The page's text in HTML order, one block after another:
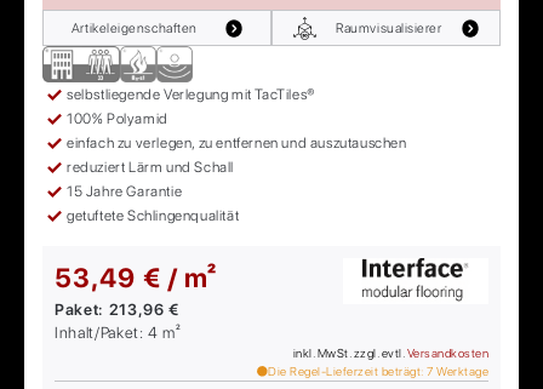
Artikeleigenschaften Raumvisualisierer
selbstliegende Verlegung mit TacTiles®
100% Polyamid
einfach zu verlegen, zu entfernen und auszutauschen
reduziert Lärm und Schall
15 Jahre Garantie
getuftete Schlingenqualität
53,49 € / m²
Paket: 213,96 €
Inhalt/Paket:4 m²
inkl. MwSt. zzgl. evtl. Versandkosten
Die Regel-Lieferzeit beträgt: 7 Werktage